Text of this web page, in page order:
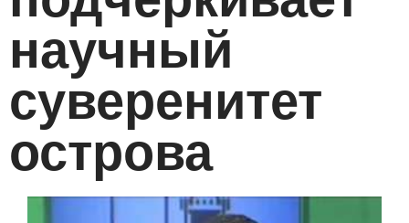
научный
суверенитет
острова